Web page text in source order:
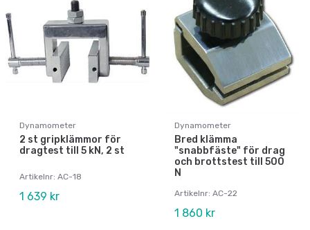
Dynamometer
2 st gripklämmor för
dragtest till 5 kN, 2 st
Artikelnr: AC-18
1 639 kr
Dynamometer
Bred klämma
"snabbfäste" för drag
och brottstest till 500
N
Artikelnr: AC-22
1 860 kr